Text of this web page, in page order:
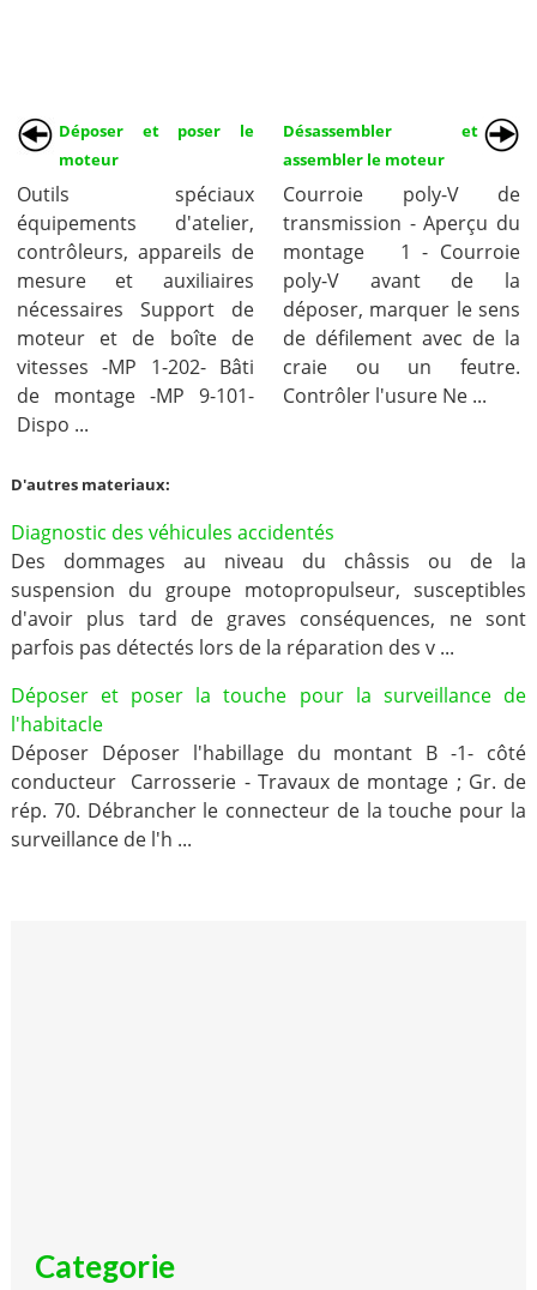
Déposer et poser le
moteur
Outils spéciaux
équipements d'atelier,
contrôleurs, appareils de
mesure et auxiliaires
nécessaires Support de
moteur et de boîte de
vitesses -MP 1-202- Bâti
de montage -MP 9-101-
Dispo ...
Désassembler et
assembler le moteur
Courroie poly-V de
transmission - Aperçu du
montage 1 - Courroie
poly-V avant de la
déposer, marquer le sens
de défilement avec de la
craie ou un feutre.
Contrôler l'usure Ne ...
D'autres materiaux:
Diagnostic des véhicules accidentés
Des dommages au niveau du châssis ou de la
suspension du groupe motopropulseur, susceptibles
d'avoir plus tard de graves conséquences, ne sont
parfois pas détectés lors de la réparation des v ...
Déposer et poser la touche pour la surveillance de
l'habitacle
Déposer Déposer l'habillage du montant B -1- côté
conducteur Carrosserie - Travaux de montage ; Gr. de
rép. 70. Débrancher le connecteur de la touche pour la
surveillance de l'h ...
Categorie